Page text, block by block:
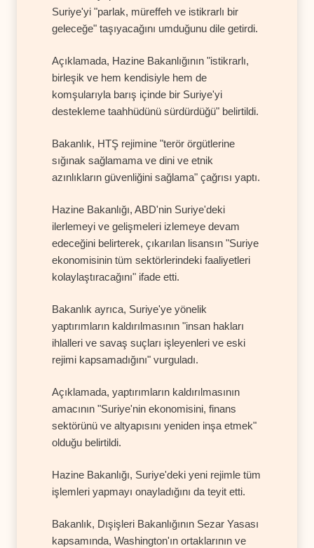
Suriye'yi "parlak, müreffeh ve istikrarlı bir
geleceğe" taşıyacağını umduğunu dile getirdi.
Açıklamada, Hazine Bakanlığının "istikrarlı,
birleşik ve hem kendisiyle hem de
komşularıyla barış içinde bir Suriye'yi
destekleme taahhüdünü sürdürdüğü" belirtildi.
Bakanlık, HTŞ rejimine "terör örgütlerine
sığınak sağlamama ve dini ve etnik
azınlıkların güvenliğini sağlama" çağrısı yaptı.
Hazine Bakanlığı, ABD'nin Suriye'deki
ilerlemeyi ve gelişmeleri izlemeye devam
edeceğini belirterek, çıkarılan lisansın "Suriye
ekonomisinin tüm sektörlerindeki faaliyetleri
kolaylaştıracağını" ifade etti.
Bakanlık ayrıca, Suriye'ye yönelik
yaptırımların kaldırılmasının "insan hakları
ihlalleri ve savaş suçları işleyenleri ve eski
rejimi kapsamadığını" vurguladı.
Açıklamada, yaptırımların kaldırılmasının
amacının "Suriye'nin ekonomisini, finans
sektörünü ve altyapısını yeniden inşa etmek"
olduğu belirtildi.
Hazine Bakanlığı, Suriye'deki yeni rejimle tüm
işlemleri yapmayı onayladığını da teyit etti.
Bakanlık, Dışişleri Bakanlığının Sezar Yasası
kapsamında, Washington'ın ortaklarının ve